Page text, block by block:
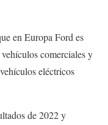
en Europa Ford es
comerciales y
eléctricos
de 2022 y